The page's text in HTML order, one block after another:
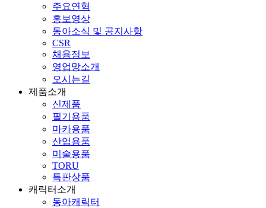
주요연혁
홍보영상
동아소식 및 공지사항
CSR
채용정보
영업망소개
오시는길
제품소개
신제품
필기용품
마카용품
산업용품
미술용품
TORU
특판상품
캐릭터소개
동아캐릭터